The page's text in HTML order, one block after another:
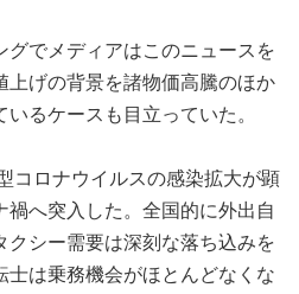
グでメディアはこのニュースを
上げの背景を諸物価高騰のほか
るケースも目立っていた。
コロナウイルスの感染拡大が顕
へ突入した。全国的に外出自
クシー需要は深刻な落ち込みを
士は乗務機会がほとんどなくな